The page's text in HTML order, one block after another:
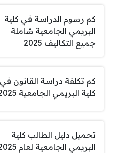
كم رسوم الدراسة في كلية
البريمي الجامعية شاملة
جميع التكاليف 2025
كم تكلفة دراسة القانون في
كلية البريمي الجامعية 2025؟
تحميل دليل الطالب كلية
البريمي الجامعية لعام 2025